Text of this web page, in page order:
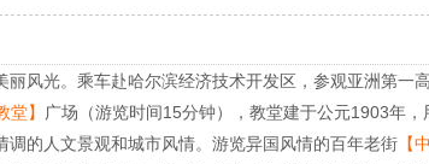
丽风光。乘车赴哈尔滨经济技术开发区，参观亚洲第
堂】
广场（游览时间15分钟），教堂建于公元1903年
调的人文景观和城市风情。游览异国风情的百年老街 【